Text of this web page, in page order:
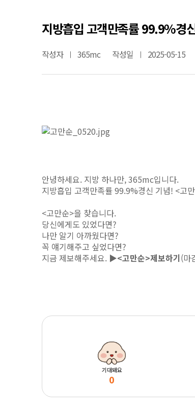
지방흡입 고객만족률 99.9%경
작성자 365mc 작성일 2025-05-15
안녕하세요. 지방 하나만, 365mc입니다.
지방흡입 고객만족률 99.9%경신 기념! <고
<고만순>을 찾습니다.
당신에게도 있었다면?
나만 알기 아까웠다면?
꼭 얘기해주고 싶었다면?
지금 제보해주세요. ▶<고만순>제보하기(마
기대돼요
0